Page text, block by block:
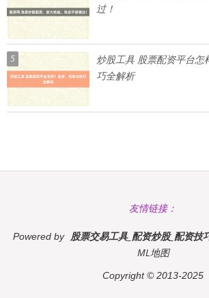
过！
5
炒股工具 股票配资平台怎
巧全解析
友情链接：
Powered by 股票交易工具_配资炒股_配资技
ML地图
Copyright© 2013-2025